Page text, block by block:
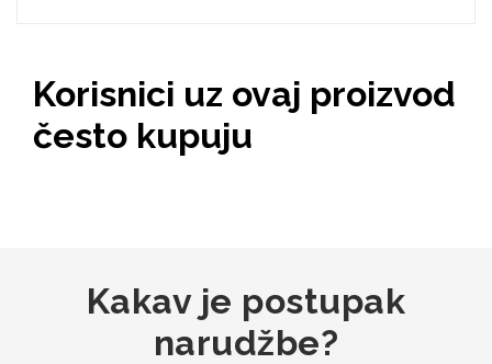
Korisnici uz ovaj proizvod
često kupuju
Kakav je postupak
narudžbe?
Mix